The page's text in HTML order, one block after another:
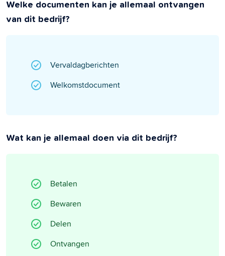
Welke documenten kan je allemaal ontvangen
van dit bedrijf?
Vervaldagberichten
Welkomstdocument
Wat kan je allemaal doen via dit bedrijf?
Betalen
Bewaren
Delen
Ontvangen